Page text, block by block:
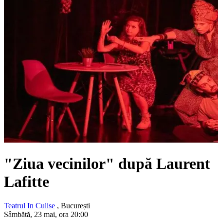
"Ziua vecinilor" după Laurent
Lafitte
Teatrul In Culise , București
Sâmbătă, 23 mai, ora 20:00